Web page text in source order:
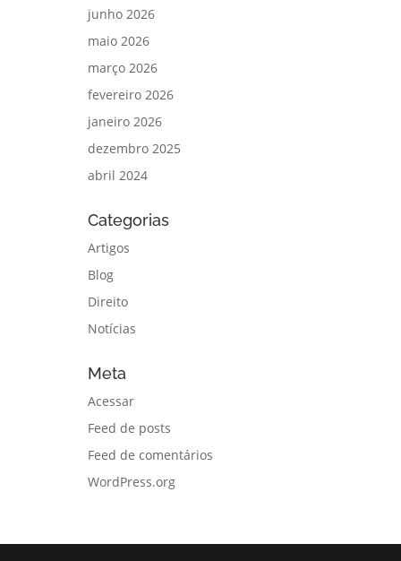
junho 2026
maio 2026
março 2026
fevereiro 2026
janeiro 2026
dezembro 2025
abril 2024
Categorias
Artigos
Blog
Direito
Notícias
Meta
Acessar
Feed de posts
Feed de comentários
WordPress.org